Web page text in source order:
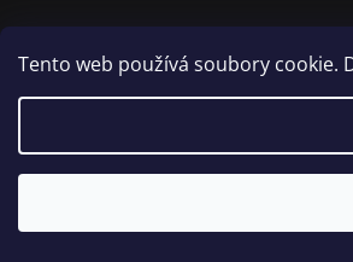
Tento web používá soubory